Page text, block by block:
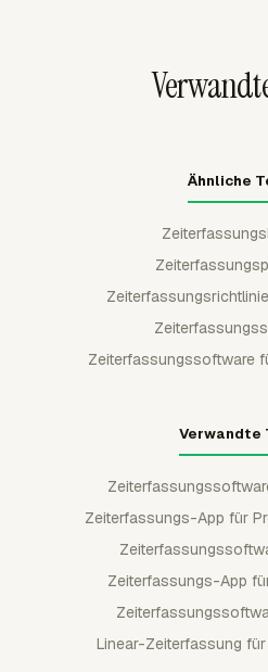
gesperrte Zeiträume und
Ähnliche
Zeiterfassungssoftware
Verwandte
Zeiterfassungs-App für
Zeiterfassungs-App
Linear-Zeiterfassung für